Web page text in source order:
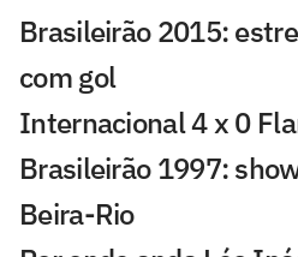
Brasileirão 2015:
com gol
Internacional 4 x 0
Brasileirão 1997:
Beira-Rio